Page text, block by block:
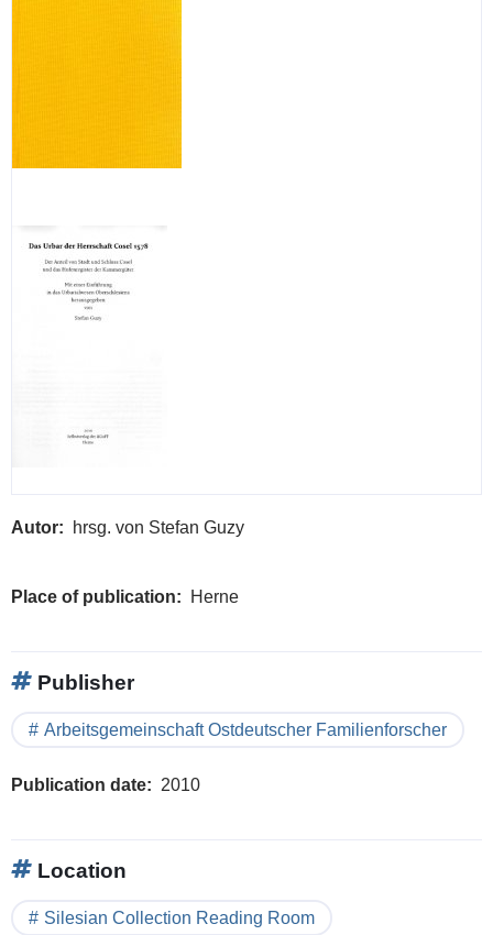
Autor hrsg. von Stefan Guzy
Place of publication Herne
Publisher
Arbeitsgemeinschaft Ostdeutscher Familienforscher
Publication date 2010
Location
Silesian Collection Reading Room